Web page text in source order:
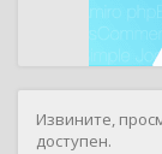
Извините,
доступен.